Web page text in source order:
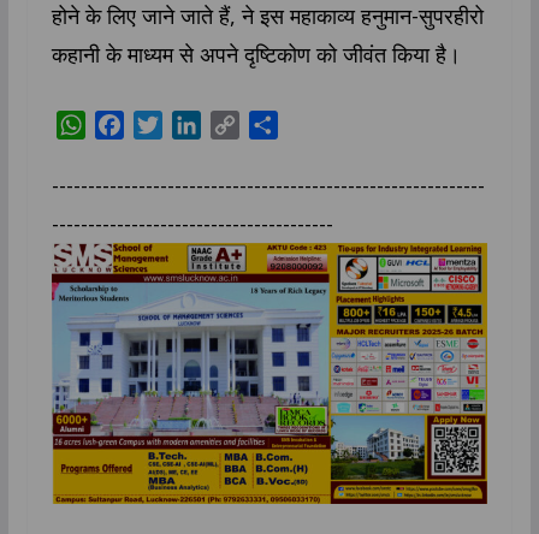
होने के लिए जाने जाते हैं, ने इस महाकाव्य हनुमान-सुपरहीरो
कहानी के माध्यम से अपने दृष्टिकोण को जीवंत किया है।
W
a
s
A
p
p
c
b
o
o
k
i
t
e
r
n
e
d
I
n
p
L
i
k
a
e
------------------------------------------------------------
---------------------------------------